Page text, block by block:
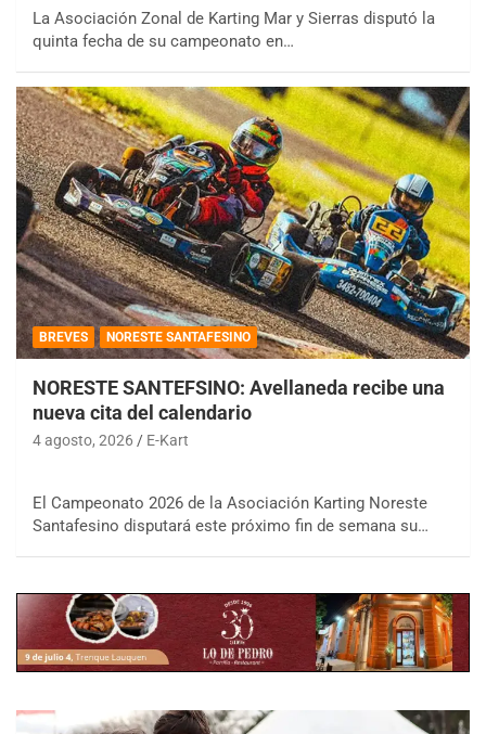
La Asociación Zonal de Karting Mar y Sierras disputó la
quinta fecha de su campeonato en…
BREVES NORESTE SANTAFESINO
NORESTE SANTEFSINO: Avellaneda recibe una
nueva cita del calendario
4 agosto, 2026 E-Kart
El Campeonato 2026 de la Asociación Karting Noreste
Santafesino disputará este próximo fin de semana su…